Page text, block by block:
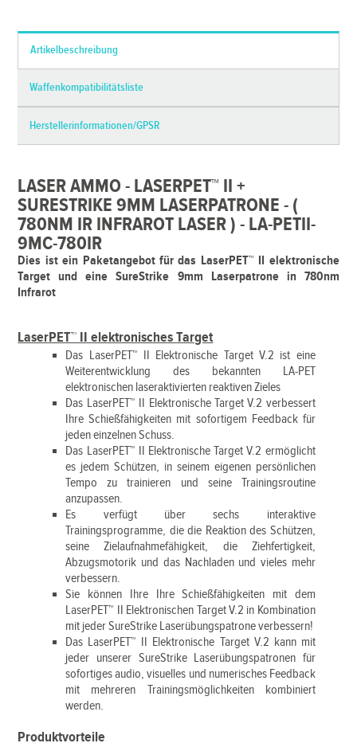
Artikelbeschreibung
Waffenkompatibilitätsliste
Herstellerinformationen/GPSR
LASER AMMO - LASERPET™ II +
SURESTRIKE 9MM LASERPATRONE - (
780NM IR INFRAROT LASER ) - LA-PETII-
9MC-780IR
Dies ist ein Paketangebot für das LaserPET™ II elektronische
Target und eine SureStrike 9mm Laserpatrone in 780nm
Infrarot
LaserPET™ II elektronisches Target
Das LaserPET™ II Elektronische Target V.2 ist eine
Weiterentwicklung des bekannten LA-PET
elektronischen laseraktivierten reaktiven Zieles
Das LaserPET™ II Elektronische Target V.2 verbessert
Ihre Schießfähigkeiten mit sofortigem Feedback für
jeden einzelnen Schuss.
Das LaserPET™ II Elektronische Target V.2 ermöglicht
es jedem Schützen, in seinem eigenen persönlichen
Tempo zu trainieren und seine Trainingsroutine
anzupassen.
Es verfügt über sechs interaktive
Trainingsprogramme, die die Reaktion des Schützen,
seine Zielaufnahmefähigkeit, die Ziehfertigkeit,
Abzugsmotorik und das Nachladen und vieles mehr
verbessern.
Sie können Ihre Ihre Schießfähigkeiten mit dem
LaserPET™ II Elektronischen Target V.2 in Kombination
mit jeder SureStrike Laserübungspatrone verbessern!
Das LaserPET™ II Elektronische Target V.2 kann mit
jeder unserer SureStrike Laserübungspatronen für
sofortiges audio, visuelles und numerisches Feedback
mit mehreren Trainingsmöglichkeiten kombiniert
werden.
Produktvorteile